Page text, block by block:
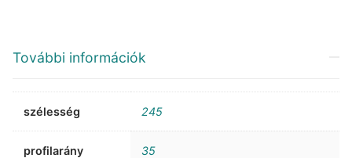
További információk
szélesség 245
profilarány 35